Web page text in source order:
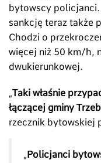
bytowscy
sankcję teraz także
Chodzi o
więcej niż 50 km/h,
dwukierunkowej.
„Taki właśnie
łączącej gminy
rzecznik bytowskiej
„Policjanci